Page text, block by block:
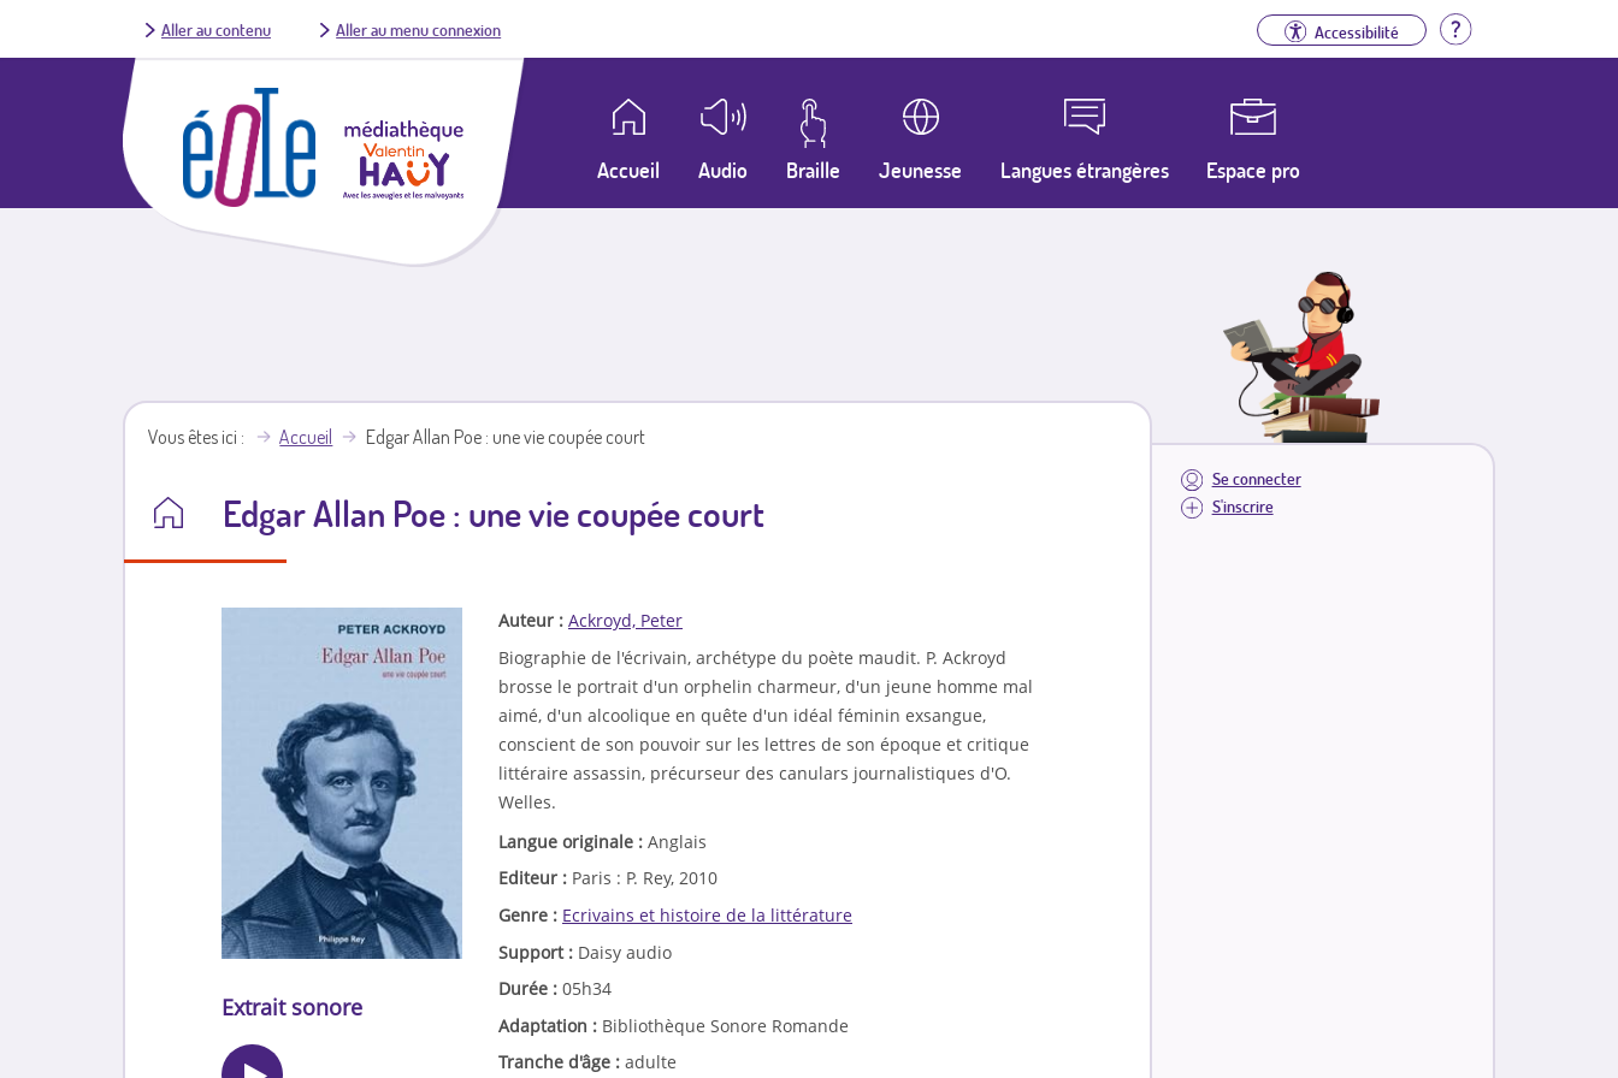
Aller au contenu Aller au menu connexion Accessibilité Aide
Accueil Audio Braille Jeunesse Langues étrangères Espace pro
Se connecter
S'inscrire
Vous êtes ici Accueil Edgar Allan Poe : une vie coupée court
Edgar Allan Poe : une vie coupée court
Auteur : Ackroyd, Peter
Biographie de l'écrivain, archétype du poète maudit. P. Ackroyd
brosse le portrait d'un orphelin charmeur, d'un jeune homme mal
aimé, d'un alcoolique en quête d'un idéal féminin exsangue,
conscient de son pouvoir sur les lettres de son époque et critique
littéraire assassin, précurseur des canulars journalistiques d'O.
Welles.
Langue originale : Anglais
Editeur : Paris : P. Rey, 2010
Genre : Ecrivains et histoire de la littérature
Support : Daisy audio
Durée : 05h34
Adaptation : Bibliothèque Sonore Romande
Tranche d'âge : adulte
Extrait sonore